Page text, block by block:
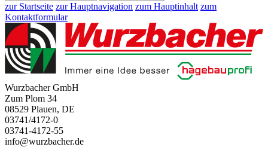
zur Startseite zur Hauptnavigation zum Hauptinhalt zum
Kontaktformular
Wurzbacher GmbH
Zum Plom 34
08529 Plauen, DE
03741/4172-0
03741-4172-55
info@wurzbacher.de